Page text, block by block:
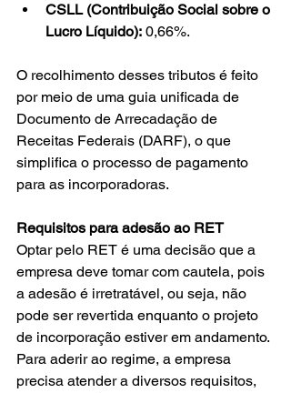
CSLL (Contribuição Social sobre o
Lucro Líquido): 0,66%.
O recolhimento desses tributos é feito
por meio de uma guia unificada de
Documento de Arrecadação de
Receitas Federais (DARF), o que
simplifica o processo de pagamento
para as incorporadoras.
Requisitos para adesão ao RET
Optar pelo RET é uma decisão que a
empresa deve tomar com cautela, pois
a adesão é irretratável, ou seja, não
pode ser revertida enquanto o projeto
de incorporação estiver em andamento.
Para aderir ao regime, a empresa
precisa atender a diversos requisitos,